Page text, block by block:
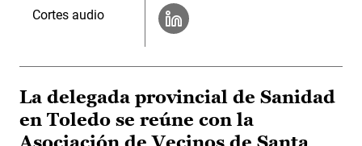
Cortes audio
La delegada provincial de Sanidad
en Toledo se reúne con la